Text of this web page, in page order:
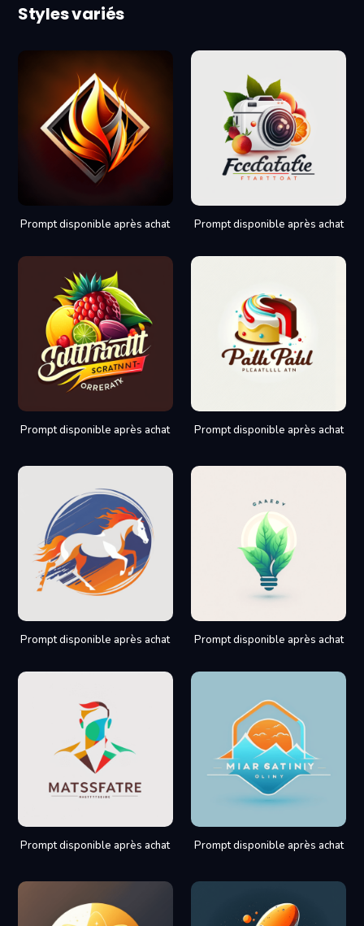
Styles variés
Prompt disponible après achat Prompt disponible après achat
Prompt disponible après achat Prompt disponible après achat
Prompt disponible après achat Prompt disponible après achat
Prompt disponible après achat Prompt disponible après achat